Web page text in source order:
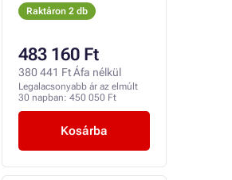
Raktáron 2 db
483 160 Ft
380 441 Ft Áfa nélkül
Legalacsonyabb ár az elmúlt
30 napban: 450 050 Ft
Kosárba